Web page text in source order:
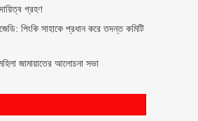
গ্রহণ
পিংকি সাহাকে প্রধান করে তদন্ত কমিটি
জামায়াতের আলোচনা সভা